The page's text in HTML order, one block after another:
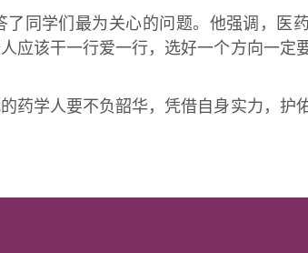
学们最为关心的问题。他强调，医
应该干一行爱一行，选好一个方向一定
学人要不负韶华，凭借自身实力，护